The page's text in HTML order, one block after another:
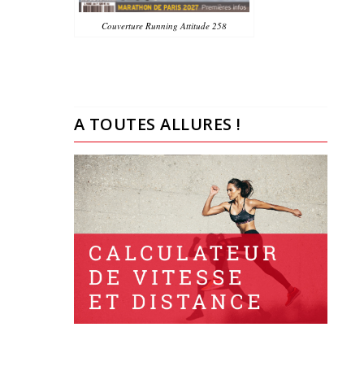
Couverture Running Attitude 258
A TOUTES ALLURES !